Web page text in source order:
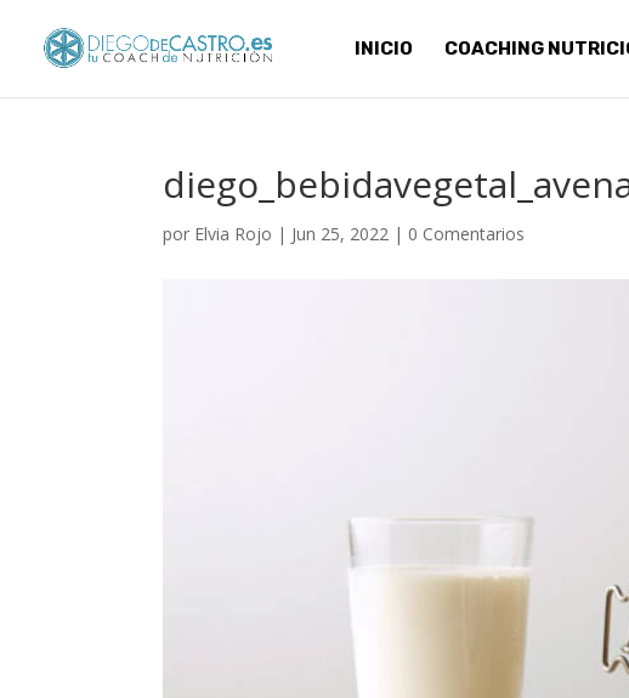
INICIO COACHING
por Elvia Rojo | Jun 25, 2022 | 0 Comentarios